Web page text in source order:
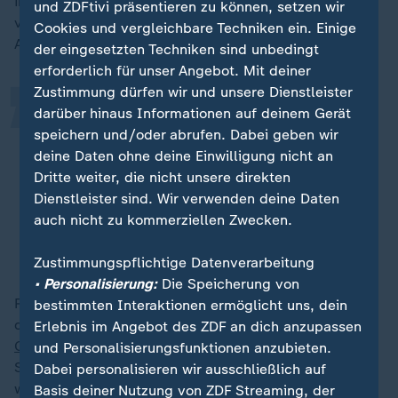
verschoben worden. Für eine effektive deutsche
Aufklärungsarbeit brauche es mehr:
Dafür brauche ich aber die
Möglichkeit, KI einzusetzen, die
Möglichkeiten, Massendaten und
Verbindungsdaten auswerten zu
können.
„
Rechtsgrundlagen bestünden jedoch nur im Ansatz für
die deutschen Sicherheitsbehörden. Mit Blick auf die
Cyber- und Internetaufklärungseien die deutschen
Sicherheitsdienste im europäischen Vergleich die am
weitesten beschränkten - mit Ausnahme von
und ZDFtivi präsentieren zu können, setzen wir
Cookies und vergleichbare Techniken ein. Einige
der eingesetzten Techniken sind unbedingt
erforderlich für unser Angebot. Mit deiner
Zustimmung dürfen wir und unsere Dienstleister
darüber hinaus Informationen auf deinem Gerät
speichern und/oder abrufen. Dabei geben wir
deine Daten ohne deine Einwilligung nicht an
Dritte weiter, die nicht unsere direkten
Dienstleister sind. Wir verwenden deine Daten
auch nicht zu kommerziellen Zwecken.
Zustimmungspflichtige Datenverarbeitung
• Personalisierung:Die Speicherung von
bestimmten Interaktionen ermöglicht uns, dein
Erlebnis im Angebot des ZDF an dich anzupassen
und Personalisierungsfunktionen anzubieten.
Dabei personalisieren wir ausschließlich auf
Basis deiner Nutzung von ZDF Streaming, der